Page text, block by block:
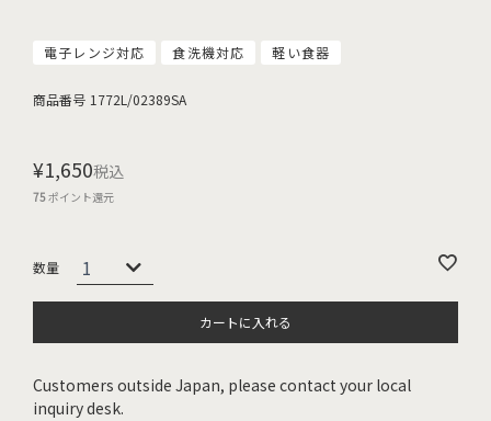
電子レンジ対応 食洗機対応 軽い食器
商品番号 1772L/02389SA
¥1,650税込
75ポイント還元
カートに入れる
Customers outside Japan, please contact your local
inquiry desk.